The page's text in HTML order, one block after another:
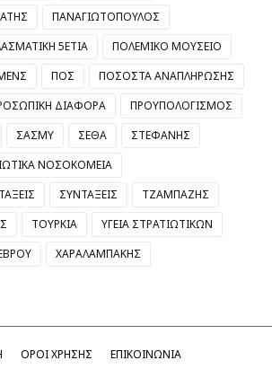
ΠΑΝΑΓΙΩΤΟΠΟΥΛΟΣ
5ΕΤΙΑ
ΠΟΛΕΜΙΚΟ ΜΟΥΣΕΙΟ
ΠΟΣ
ΠΟΣΟΣΤΑ ΑΝΑΠΛΗΡΩΣΗΣ
ΔΙΑΦΟΡΑ
ΠΡΟΥΠΟΛΟΓΙΣΜΟΣ
ΣΑΣΜΥ ΣΕΘΑ
ΣΤΕΦΑΝΗΣ
ΝΟΣΟΚΟΜΕΙΑ
ΣΥΝΤΑΞΕΙΣ
ΤΖΑΜΠΑΖΗΣ
ΤΟΥΡΚΙΑ
ΥΓΕΙΑ ΣΤΡΑΤΙΩΤΙΚΩΝ
ΧΑΡΑΛΑΜΠΑΚΗΣ
ΟΡΟΙ ΧΡΗΣΗΣ
ΕΠΙΚΟΙΝΩΝΙΑ